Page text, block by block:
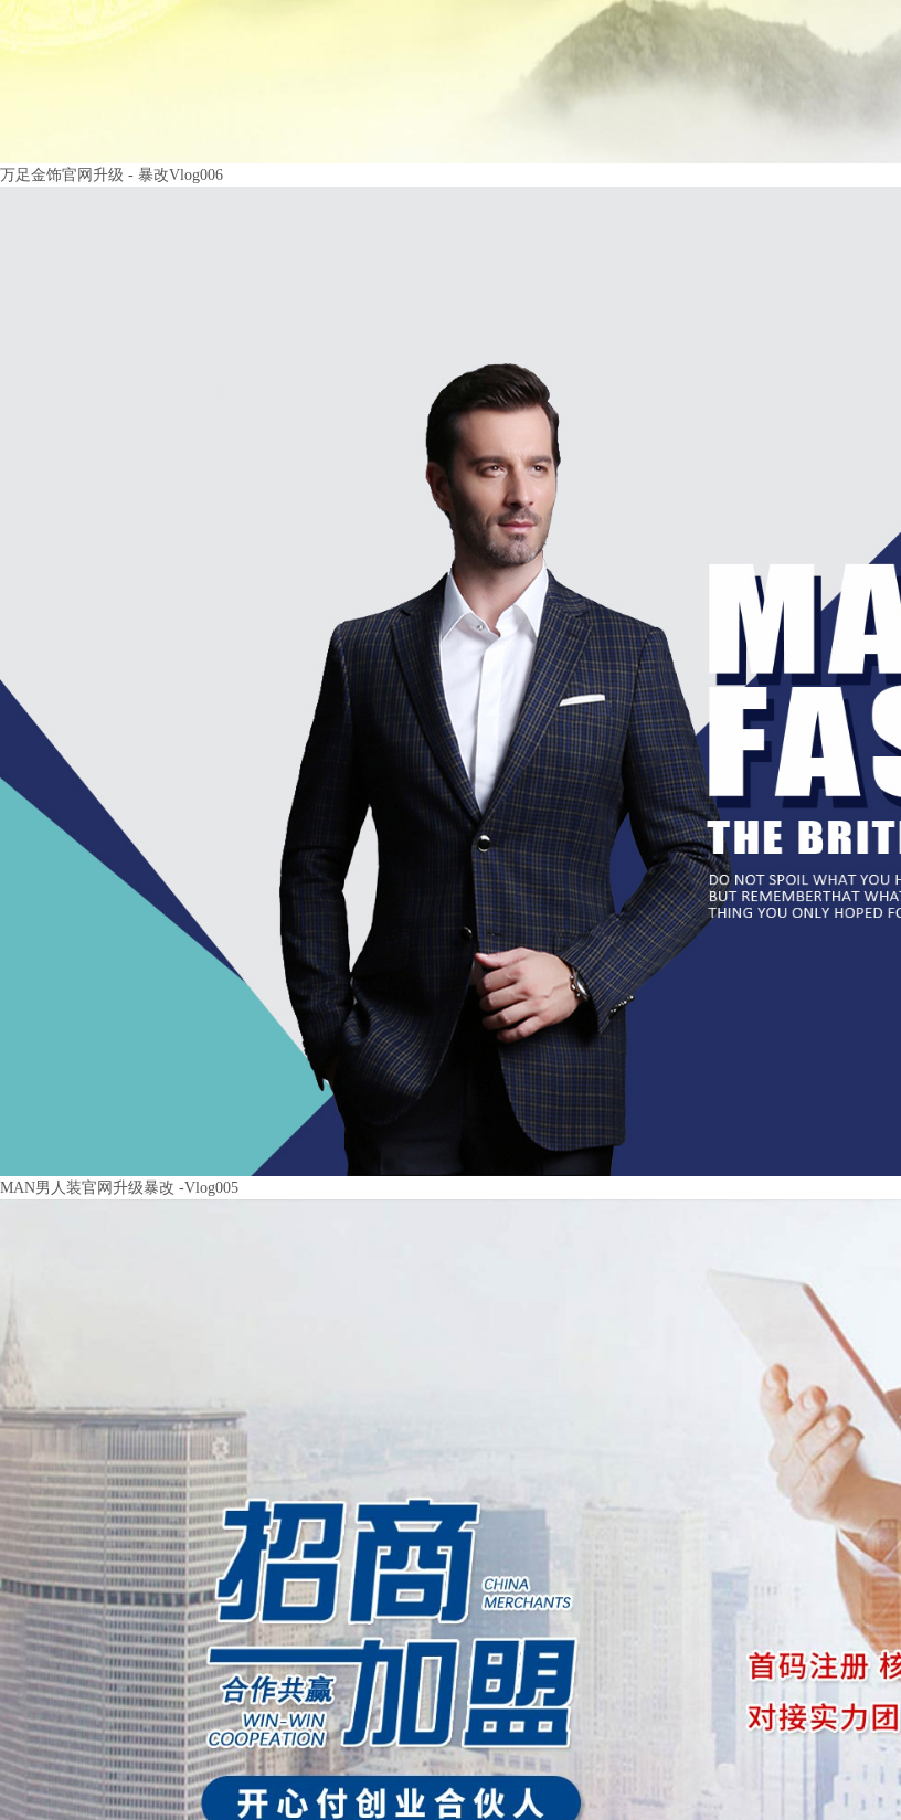
万足金饰官网升级 - 暴改Vlog006
MAN男人装官网升级暴改 -Vlog005